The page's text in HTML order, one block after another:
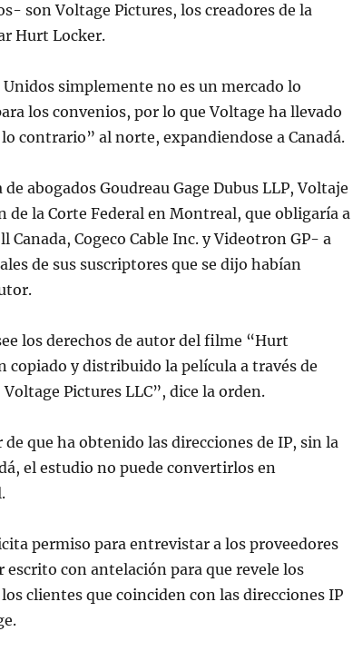
son Voltage Pictures, los creadores de la
Hurt Locker.
Unidos simplemente no es un mercado lo
los convenios, por lo que Voltage ha llevado
contrario” al norte, expandiendose a Canadá.
abogados Goudreau Gage Dubus LLP, Voltaje
de la Corte Federal en Montreal, que obligaría a
Canada, Cogeco Cable Inc. y Videotron GP- a
de sus suscriptores que se dijo habían
los derechos de autor del filme “Hurt
copiado y distribuido la película a través de
Pictures LLC”, dice la orden.
de que ha obtenido las direcciones de IP, sin la
el estudio no puede convertirlos en
permiso para entrevistar a los proveedores
con antelación para que revele los
clientes que coinciden con las direcciones IP